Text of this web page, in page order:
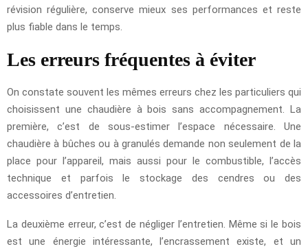
révision régulière, conserve mieux ses performances et reste
plus fiable dans le temps.
Les erreurs fréquentes à éviter
On constate souvent les mêmes erreurs chez les particuliers qui
choisissent une chaudière à bois sans accompagnement. La
première, c’est de sous-estimer l’espace nécessaire. Une
chaudière à bûches ou à granulés demande non seulement de la
place pour l’appareil, mais aussi pour le combustible, l’accès
technique et parfois le stockage des cendres ou des
accessoires d’entretien.
La deuxième erreur, c’est de négliger l’entretien. Même si le bois
est une énergie intéressante, l’encrassement existe, et un